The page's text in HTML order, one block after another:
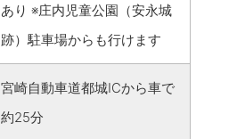
あり ※庄内児童公園（安永城
跡）駐車場からも行けます
宮崎自動車道都城ICから車で
約25分